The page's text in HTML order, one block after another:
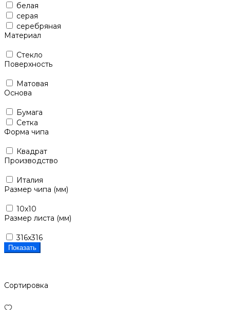
белая
серая
серебряная
Материал
Стекло
Поверхность
Матовая
Основа
Бумага
Сетка
Форма чипа
Квадрат
Производство
Италия
Размер чипа (мм)
10x10
Размер листа (мм)
316x316
Показать
Сортировка